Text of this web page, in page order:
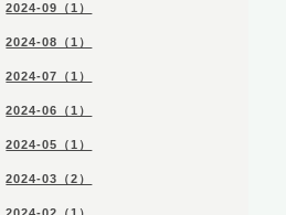
2024-09（1）
2024-08（1）
2024-07（1）
2024-06（1）
2024-05（1）
2024-03（2）